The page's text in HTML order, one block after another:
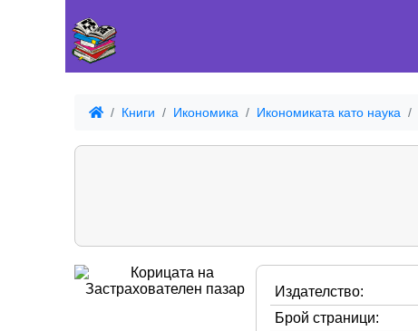
Книги Икономика Икономиката като наука
Издателство:
Брой страници: